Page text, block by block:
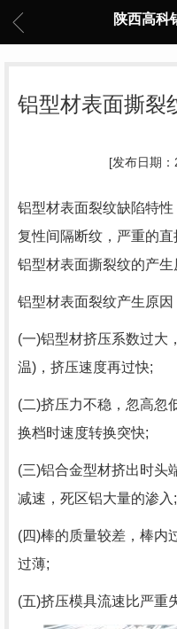
陕西高科
铝型材表面撕裂
[发布日期
铝型材表面裂纹缺陷特
复性间隔断纹，严重的
铝型材表面撕裂纹的产生
铝型材表面裂纹产生原因
(一)铝型材挤压系数过大
温)，挤压速度再过快;
(二)挤压力不稳，忽高忽
换档时速度转换突快;
(三)铝合金型材挤出时头
减速，死区铝大量的渗入;
(四)棒的质量较差，棒内
过薄;
(五)挤压模具流速比严重